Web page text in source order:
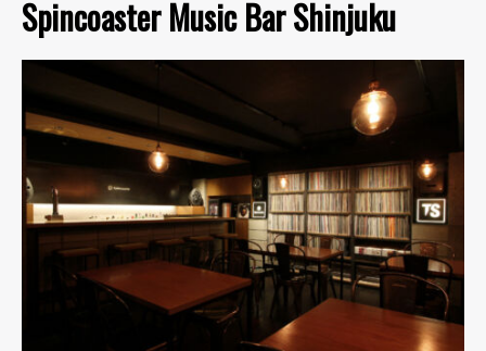
Spincoaster Music Bar Shinjuku